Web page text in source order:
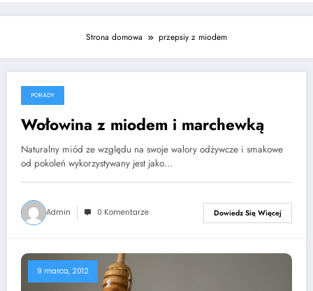
Strona domowa przepsiy z miodem
16 lutego, 2015
PORADY
Wołowina z miodem i marchewką
Naturalny miód ze względu na swoje walory odżywcze i smakowe
od pokoleń wykorzystywany jest jako…
Admin 0 Komentarze Dowiedz Się Więcej
9 marca, 2012